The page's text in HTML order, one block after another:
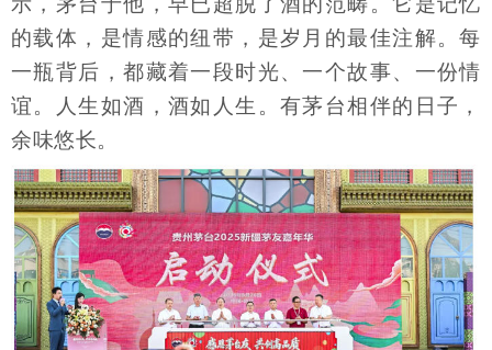
的载体，是情感的纽带，是岁月的最佳注解。每
一瓶背后，都藏着一段时光、一个故事、一份情
谊。人生如酒，酒如人生。有茅台相伴的日子，
余味悠长。